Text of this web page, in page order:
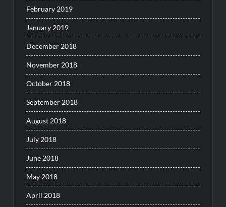
February 2019
January 2019
December 2018
November 2018
October 2018
September 2018
August 2018
July 2018
June 2018
May 2018
April 2018